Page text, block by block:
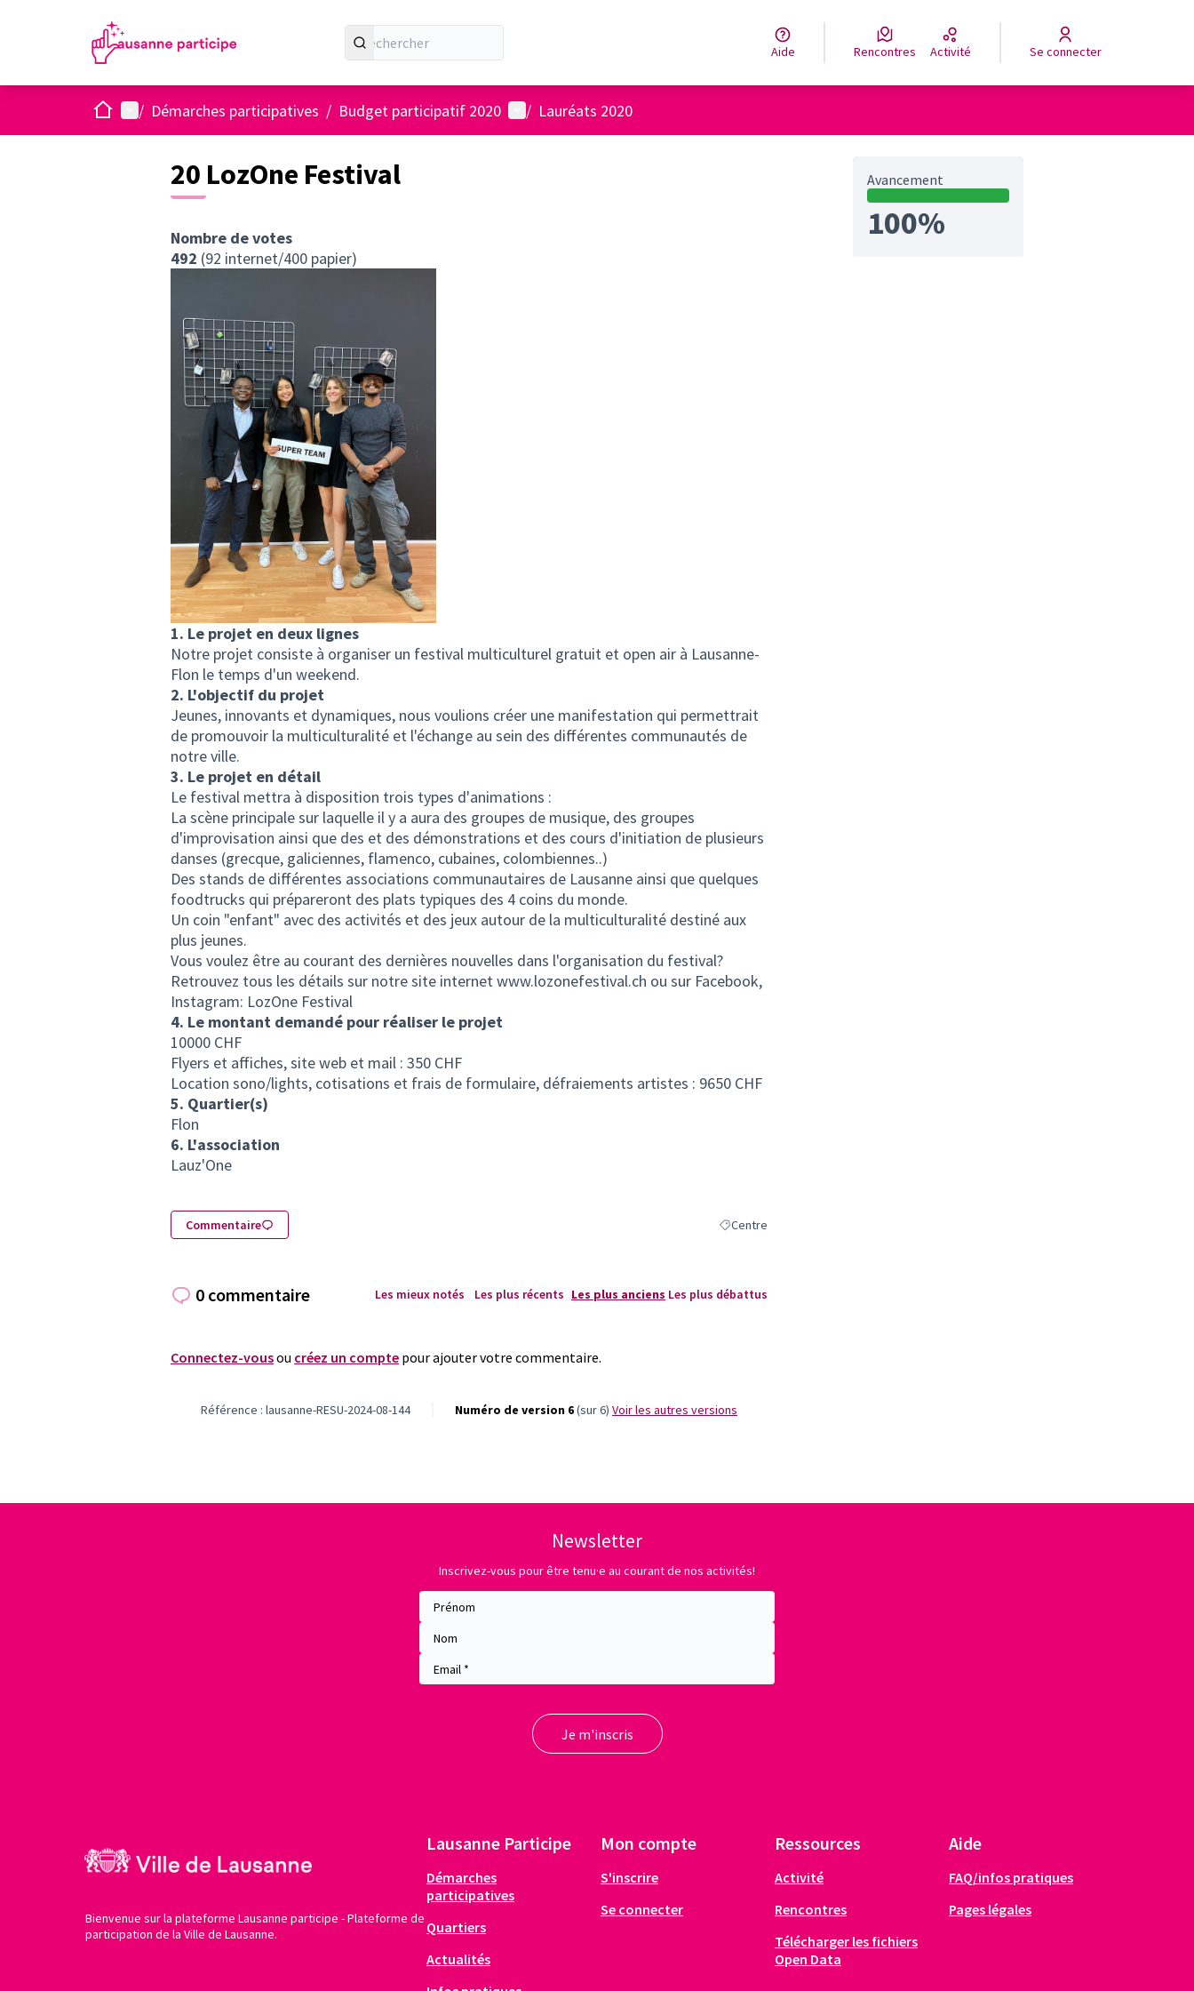
Aide Rencontres Activité Se connecter
AccueilMenu principal
/ Démarches participatives / Budget participatif 2020 Menu utilisateur
/ Lauréats 2020
20 LozOne Festival
Nombre de votes
492 (92 internet/400 papier)
1. Le projet en deux lignes
Notre projet consiste à organiser un festival multiculturel gratuit et open air à Lausanne-
Flon le temps d'un weekend.
2. L'objectif du projet
Jeunes, innovants et dynamiques, nous voulions créer une manifestation qui permettrait
de promouvoir la multiculturalité et l'échange au sein des différentes communautés de
notre ville.
3. Le projet en détail
Le festival mettra à disposition trois types d'animations :
La scène principale sur laquelle il y a aura des groupes de musique, des groupes
d'improvisation ainsi que des et des démonstrations et des cours d'initiation de plusieurs
danses (grecque, galiciennes, flamenco, cubaines, colombiennes..)
Des stands de différentes associations communautaires de Lausanne ainsi que quelques
foodtrucks qui prépareront des plats typiques des 4 coins du monde.
Un coin "enfant" avec des activités et des jeux autour de la multiculturalité destiné aux
plus jeunes.
Vous voulez être au courant des dernières nouvelles dans l'organisation du festival?
Retrouvez tous les détails sur notre site internet www.lozonefestival.ch ou sur Facebook,
Instagram: LozOne Festival
4. Le montant demandé pour réaliser le projet
10000 CHF
Flyers et affiches, site web et mail : 350 CHF
Location sono/lights, cotisations et frais de formulaire, défraiements artistes : 9650 CHF
5. Quartier(s)
Flon
6. L'association
Lauz'One
Commentaire Filtrer les résultats pour le secteur : Centre
Centre
Avancement
100%
0 commentaire Les mieux notés Les plus récents Les plus anciens Les plus débattus
Connectez-vousou créez un compte pour ajouter votre commentaire.
Référence : lausanne-RESU-2024-08-144 Numéro de version 6(sur 6) voir les autres versions
Newsletter
Inscrivez-vous pour être tenu·e au courant de nos activités!
Bienvenue sur la plateforme Lausanne participe - Plateforme de
participation de la Ville de Lausanne.
Lausanne Participe
Démarches
participatives
Quartiers
Actualités
Mon compte
S'inscrire
Se connecter
Ressources
Activité
Rencontres
Télécharger les fichiers
Open Data
Aide
FAQ/infos pratiques
Pages légales